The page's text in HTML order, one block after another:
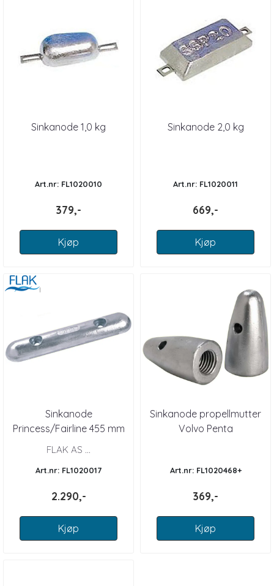
Sinkanode 1,0 kg
Art.nr: FL1020010
379,-
Kjøp
Sinkanode 2,0 kg
Art.nr: FL1020011
669,-
Kjøp
Sinkanode
Princess/Fairline 455 mm
FLAK AS ...
Art.nr: FL1020017
2.290,-
Kjøp
Sinkanode propellmutter
Volvo Penta
Art.nr: FL1020468+
369,-
Kjøp